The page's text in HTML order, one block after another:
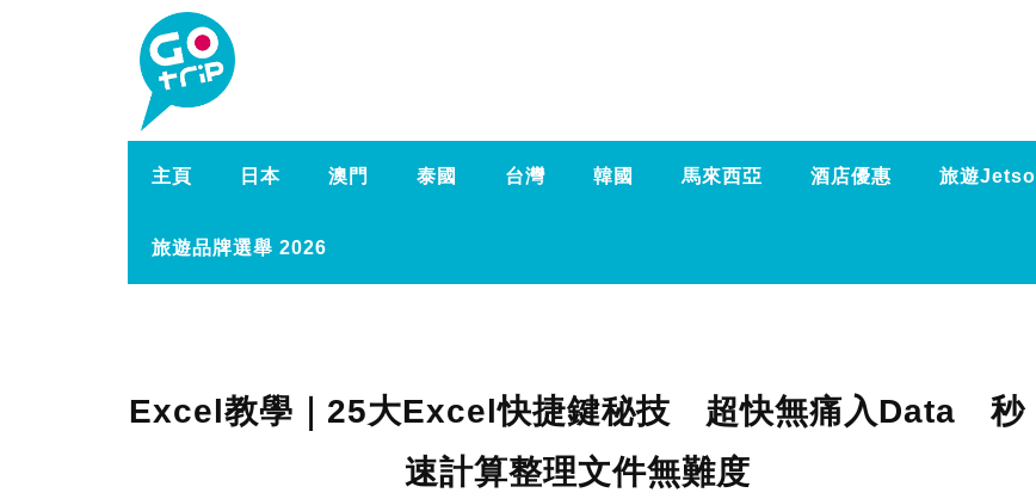
主頁 日本 澳門 泰國 台灣 韓國 馬來西亞 酒店優惠 旅遊Jetso
旅遊品牌選舉 2026
Excel教學｜25大Excel快捷鍵秘技 超快無痛入Data 秒
速計算整理文件無難度